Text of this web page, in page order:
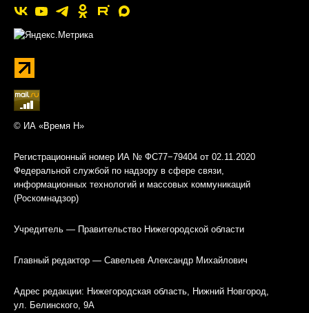
© ИА «Время Н»
Регистрационный номер ИА № ФС77−79404 от 02.11.2020
Федеральной службой по надзору в сфере связи,
информационных технологий и массовых коммуникаций
(Роскомнадзор)
Учредитель — Правительство Нижегородской области
Главный редактор — Савельев Александр Михайлович
Адрес редакции: Нижегородская область, Нижний Новгород,
ул. Белинского, 9А